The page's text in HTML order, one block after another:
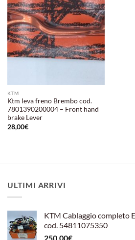
dei
desideri
KTM
Ktm leva freno Brembo cod.
7801390200004 – Front hand
brake Lever
28,00€
ULTIMI ARRIVI
KTM Cablaggio completo
cod. 54811075350
250,00€